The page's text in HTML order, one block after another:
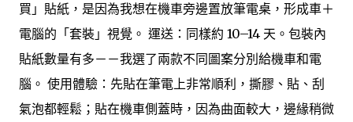
買」貼紙，是因為我想在機車旁邊置放筆電桌，形成車＋
電腦的「套裝」視覺。 運送：同樣約 10–14 天。包裝內
貼紙數量有多－－我選了兩款不同圖案分別給機車和電
腦。 使用體驗：先貼在筆電上非常順利，撕膠、貼、刮
氣泡都輕鬆；貼在機車側蓋時，因為曲面較大，邊緣稍微